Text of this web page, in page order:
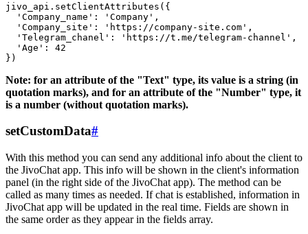
jivo_api.setClientAttributes({
  'Company_name': 'Company',
  'Company_site': 'https://company-site.com',
  'Telegram_chanel': 'https://t.me/telegram-channel',
  'Age': 42
Note: for an attribute of the "Text" type, its value is a string (in
quotation marks), and for an attribute of the "Number" type, it
is a number (without quotation marks).
setCustomData#
With this method you can send any additional info about the client to
the JivoChat app. This info will be shown in the client's information
panel (in the right side of the JivoChat app). The method can be
called as many times as needed. If chat is established, information in
JivoChat app will be updated in the real time. Fields are shown in
the same order as they appear in the fields array.